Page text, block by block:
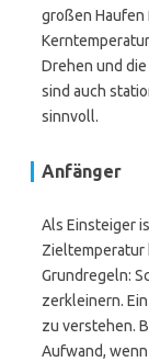
großen Haufen
Drehen und
sind auch
sinnvoll.
Anfänger
Als Einsteiger
Zieltemperatur
Grundregeln:
zerkleinern.
zu verstehen.
Aufwand,